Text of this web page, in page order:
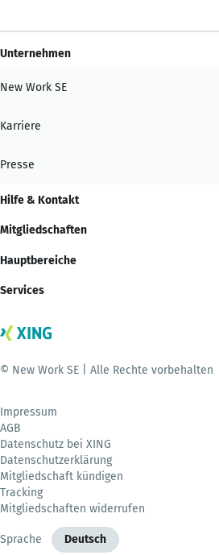
Unternehmen
New Work SE
Karriere
Presse
Hilfe & Kontakt
Mitgliedschaften
Hauptbereiche
Services
© New Work SE | Alle Rechte vorbehalten
Impressum
AGB
Datenschutz bei XING
Datenschutzerklärung
Mitgliedschaft kündigen
Tracking
Mitgliedschaften widerrufen
Sprache Deutsch